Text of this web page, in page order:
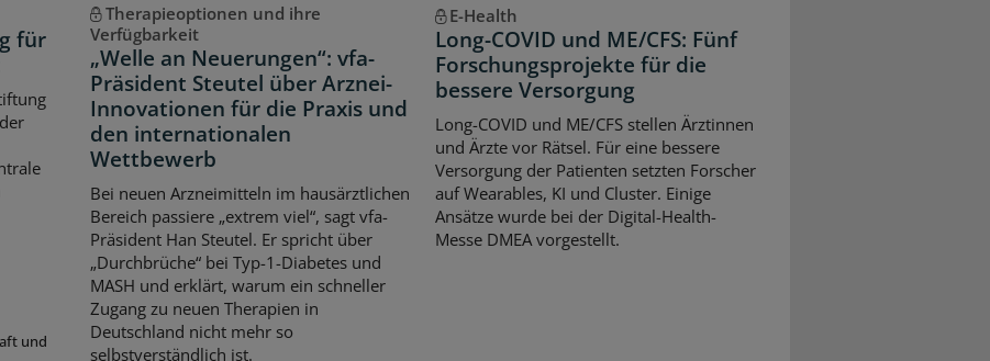
für
und
Therapieoptionen und ihre
Verfügbarkeit
„Welle an Neuerungen“: vfa-
Präsident Steutel über Arznei-
Innovationen für die Praxis und
den internationalen
Wettbewerb
Bei neuen Arzneimitteln im hausärztlichen
Bereich passiere „extrem viel“, sagt vfa-
Präsident Han Steutel. Er spricht über
„Durchbrüche“ bei Typ-1-Diabetes und
MASH und erklärt, warum ein schneller
Zugang zu neuen Therapien in
Deutschland nicht mehr so
selbstverständlich ist.
E-Health
Long-COVID und ME/CFS: Fünf
Forschungsprojekte für die
bessere Versorgung
Long-COVID und ME/CFS stellen Ärztinnen
und Ärzte vor Rätsel. Für eine bessere
Versorgung der Patienten setzten Forscher
auf Wearables, KI und Cluster. Einige
Ansätze wurde bei der Digital-Health-
Messe DMEA vorgestellt.